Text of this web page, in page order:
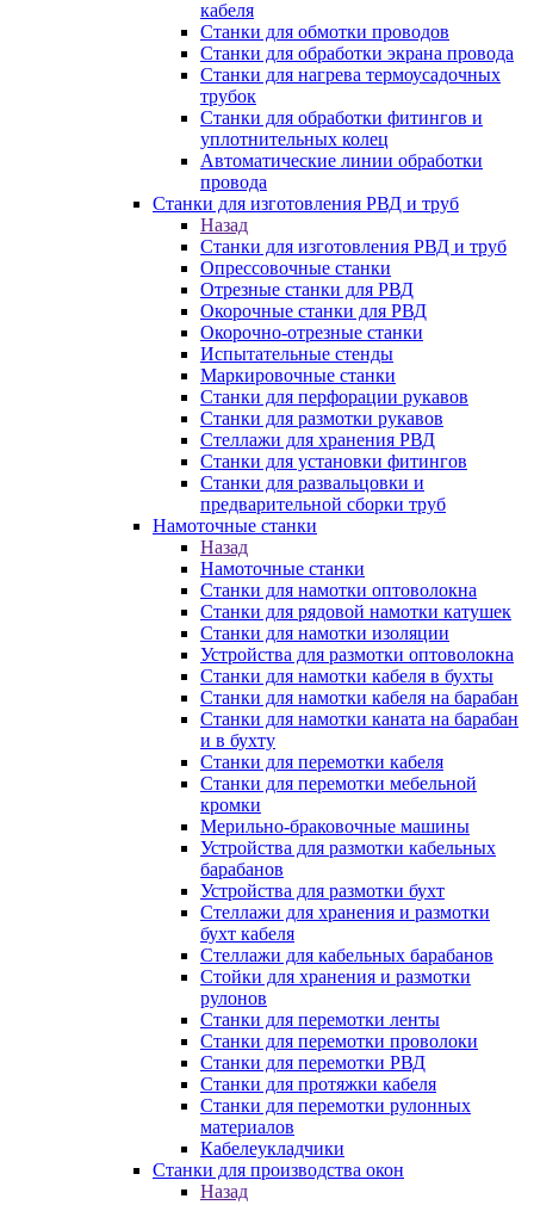
кабеля
Станки для обмотки проводов
Станки для обработки экрана провода
Станки для нагрева термоусадочных
трубок
Станки для обработки фитингов и
уплотнительных колец
Автоматические линии обработки
провода
Станки для изготовления РВД и труб
Назад
Станки для изготовления РВД и труб
Опрессовочные станки
Отрезные станки для РВД
Окорочные станки для РВД
Окорочно-отрезные станки
Испытательные стенды
Маркировочные станки
Станки для перфорации рукавов
Станки для размотки рукавов
Стеллажи для хранения РВД
Станки для установки фитингов
Станки для развальцовки и
предварительной сборки труб
Намоточные станки
Назад
Намоточные станки
Станки для намотки оптоволокна
Станки для рядовой намотки катушек
Станки для намотки изоляции
Устройства для размотки оптоволокна
Станки для намотки кабеля в бухты
Станки для намотки кабеля на барабан
Станки для намотки каната на барабан
и в бухту
Станки для перемотки кабеля
Станки для перемотки мебельной
кромки
Мерильно-браковочные машины
Устройства для размотки кабельных
барабанов
Устройства для размотки бухт
Стеллажи для хранения и размотки
бухт кабеля
Стеллажи для кабельных барабанов
Стойки для хранения и размотки
рулонов
Станки для перемотки ленты
Станки для перемотки проволоки
Станки для перемотки РВД
Станки для протяжки кабеля
Станки для перемотки рулонных
материалов
Кабелеукладчики
Станки для производства окон
Назад